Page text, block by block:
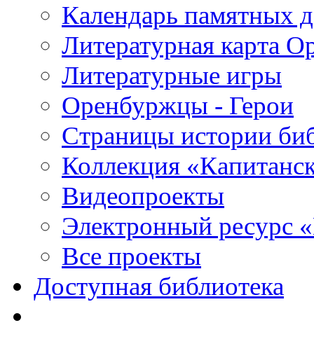
Календарь памятных
Литературная карта
Литературные игры
Оренбуржцы - Герои
Страницы истории
Коллекция
Видеопроекты
Электронный ресурс
Все проекты
Доступная библиотека